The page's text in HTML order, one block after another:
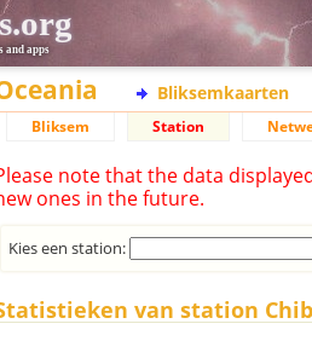
and apps
Bliksemkaarten
Bliksem Station
note that the data
ones in the future.
Kies een station:
van station